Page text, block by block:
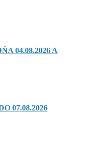
04.08.2026 A
07.08.2026